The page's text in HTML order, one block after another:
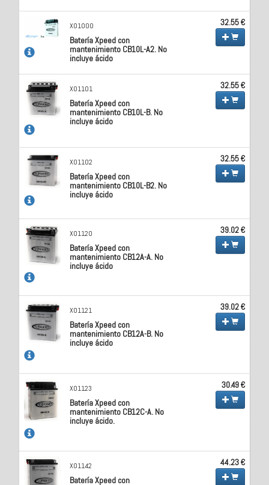
X01000
Batería Xpeed con
mantenimiento CB10L-A2. No
incluye ácido
32.55 €
X01101
Batería Xpeed con
mantenimiento CB10L-B. No
incluye ácido
32.55 €
X01102
Batería Xpeed con
mantenimiento CB10L-B2. No
incluye ácido
32.55 €
X01120
Batería Xpeed con
mantenimiento CB12A-A. No
incluye ácido
39.02 €
X01121
Batería Xpeed con
mantenimiento CB12A-B. No
incluye ácido
39.02 €
X01123
Batería Xpeed con
mantenimiento CB12C-A. No
incluye ácido.
30.49 €
X01142
Batería Xpeed con
44.23 €